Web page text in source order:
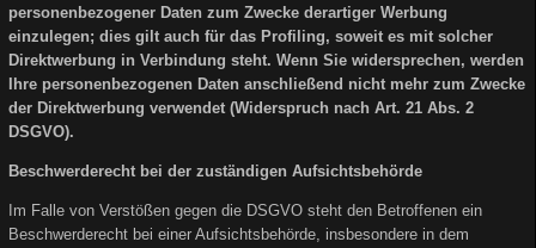
personenbezogener Daten zum Zwecke derartiger Werbung
einzulegen; dies gilt auch für das Profiling, soweit es mit solcher
Direktwerbung in Verbindung steht. Wenn Sie widersprechen, werden
Ihre personenbezogenen Daten anschließend nicht mehr zum Zwecke
der Direktwerbung verwendet (Widerspruch nach Art. 21 Abs. 2
DSGVO).
Beschwerderecht bei der zuständigen Aufsichtsbehörde
Im Falle von Verstößen gegen die DSGVO steht den Betroffenen ein
Beschwerderecht bei einer Aufsichtsbehörde, insbesondere in dem